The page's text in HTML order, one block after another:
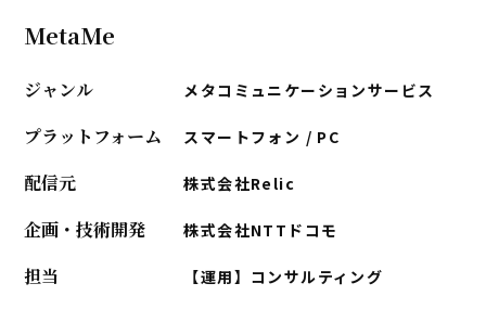
MetaMe
ジャンル メタコミュニケーションサービス
プラットフォーム スマートフォン / PC
配信元 株式会社Relic
企画・技術開発 株式会社NTTドコモ
担当 【運用】コンサルティング